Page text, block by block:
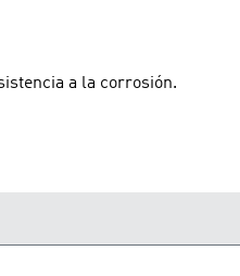
a la corrosión.